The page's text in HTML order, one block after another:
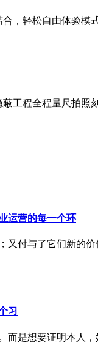
，轻松自由体验模
工程全程量尺拍照
运营的每一个环
又付与了它们新的
习
而是想要证明本人